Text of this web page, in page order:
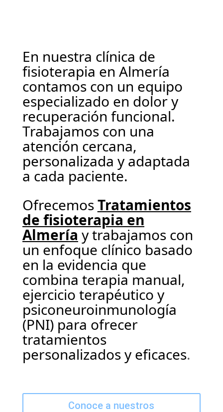
En nuestra clínica de
fisioterapia en Almería
contamos con un equipo
especializado en dolor y
recuperación funcional.
Trabajamos con una
atención cercana,
personalizada y adaptada
a cada paciente.
OfrecemosTratamientos
de fisioterapia en
Almería y trabajamos con
un enfoque clínico basado
en la evidencia que
combina terapia manual,
ejercicio terapéutico y
psiconeuroinmunología
(PNI) para ofrecer
tratamientos
personalizados y eficaces.
Conoce a nuestros